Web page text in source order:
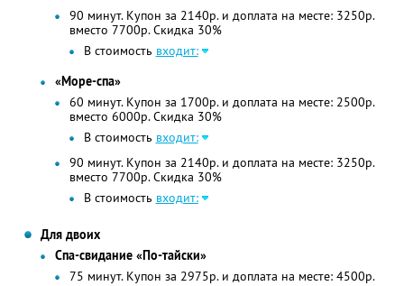
90 минут. Купон за 2140р. и доплата на месте: 3250р.
вместо 7700р. Скидка 30%
В стоимость входит:
«Море-спа»
60 минут. Купон за 1700р. и доплата на месте: 2500р.
вместо 6000р. Скидка 30%
В стоимость входит:
90 минут. Купон за 2140р. и доплата на месте: 3250р.
вместо 7700р. Скидка 30%
В стоимость входит:
Для двоих
Спа-свидание «По-тайски»
75 минут. Купон за 2975р. и доплата на месте: 4500р.